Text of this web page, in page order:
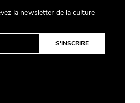
la newsletter de la culture